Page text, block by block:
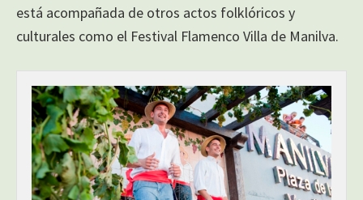
está acompañada de otros actos folklóricos y
culturales como el Festival Flamenco Villa de Manilva.